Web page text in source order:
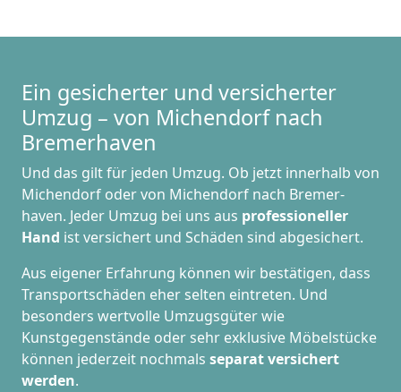
Ein gesicherter und versicherter
Umzug – von Michendorf nach
Bremer­haven
Und das gilt für jeden Umzug. Ob jetzt innerhalb von
Michendorf oder von Michendorf nach Bremer­
haven. Jeder Umzug bei uns aus professioneller
Hand ist versichert und Schäden sind abgesichert.
Aus eigener Erfahrung können wir bestätigen, dass
Transportschäden eher selten eintreten. Und
besonders wertvolle Umzugsgüter wie
Kunstgegenstände oder sehr exklusive Möbelstücke
können jederzeit nochmals separat versichert
werden.